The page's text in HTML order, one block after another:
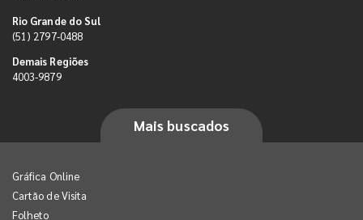
Rio Grande do Sul
(51) 2797-0488
Demais Regiões
4003-9879
Mais buscados
Gráfica Online
Cartão de Visita
Folheto